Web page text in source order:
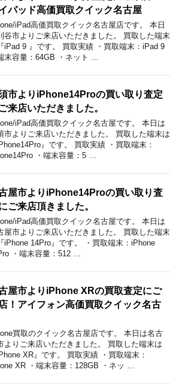
パッド高価買取クイック名古屋
iPad高価買取クイック名古屋店です。 本日
谷市よりご来店いただきました。 買取した端末
iPad 9 』です。 買取実績 ・買取端末：iPad 9
末容量：64GB ・ネット …
市よりiPhone14Proの買い取り査定
来店いただきました。
iPad高価買取クイック名古屋です。 本日は
市よりご来店いただきました。 買取した端末は
』です。 買取実績 ・買取端末：
・端末容量：5 …
屋市よりiPhone14Proの買い取り査
ご来店頂きました。
iPad高価買取クイック名古屋です。 本日は
屋市よりご来店いただきました。 買取した端末
iPhone 14Pro』です。 ・買取端末：iPhone
・端末容量：512 …
屋市よりiPhone XRの買取査定にご
！アイフォン高価買取クイック名古
買取のクイック名古屋店です。 本日は名古
よりご来店いただきました。 買取した端末は
XR』です。 買取実績 ・買取端末：
XR ・端末容量：128GB ・ネッ …